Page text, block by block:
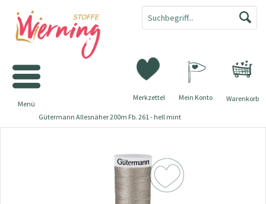
Warenkorb
Merkzettel Mein Konto
Menü
Gütermann Allesnäher 200m Fb. 261 - hell mint